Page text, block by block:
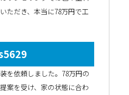
ただき、本当に78万円で工
を依頼しました。78万円の
案を受け、家の状態に合わ